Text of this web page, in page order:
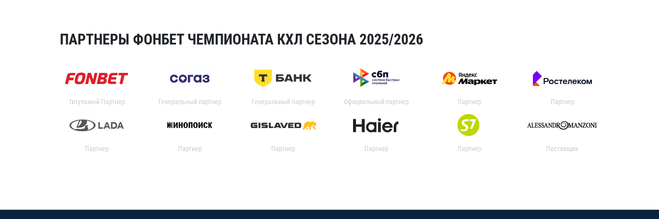
ПАРТНЕРЫ ФОНБЕТ ЧЕМПИОНАТА КХЛ СЕЗОНА 2025/2026
Титульный Партнер Генеральный партнер Генеральный партнер Официальный партнер Партнер Партнер
Партнер Партнер Партнер Партнер Партнер Поставщик